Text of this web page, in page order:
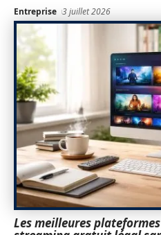
Entreprise 3 juillet 2026
Les meilleures